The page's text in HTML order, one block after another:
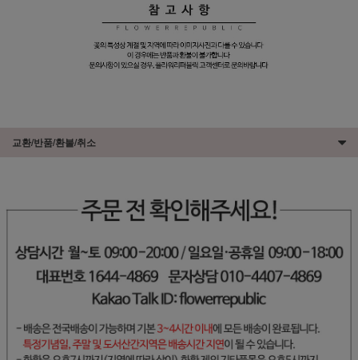
교환/반품/환불/취소